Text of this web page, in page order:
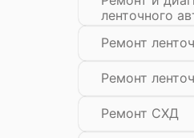
ленточного
Ремонт
Ремонт
Ремонт СХД